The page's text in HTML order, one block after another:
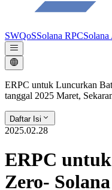
SWQoSSolana RPC
ERPC untuk Luncurkan
tanggal 2025 Maret,
Daftar Isi
2025.02.28
ERPC
Zero-